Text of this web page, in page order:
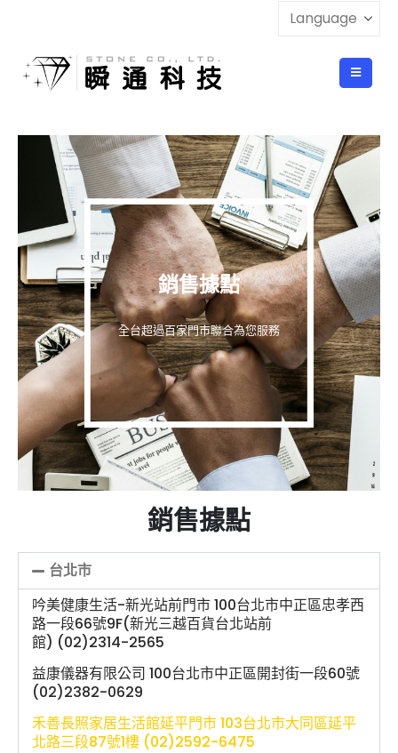
銷售據點
全台超過百家門市聯合為您服務
銷售據點
台北市
吟美健康生活-新光站前門市 100台北市中正區忠孝西
路一段66號9F(新光三越百貨台北站前
館) (02)2314-2565
益康儀器有限公司 100台北市中正區開封街一段60號
(02)2382-0629
禾善長照家居生活館延平門市 103台北市大同區延平
北路三段87號1樓 (02)2592-6475